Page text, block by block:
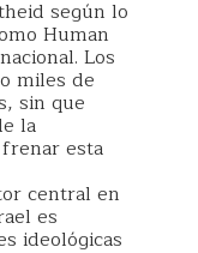
según lo
Human
Los
miles de
sin que
la
esta
central en
es
ideológicas